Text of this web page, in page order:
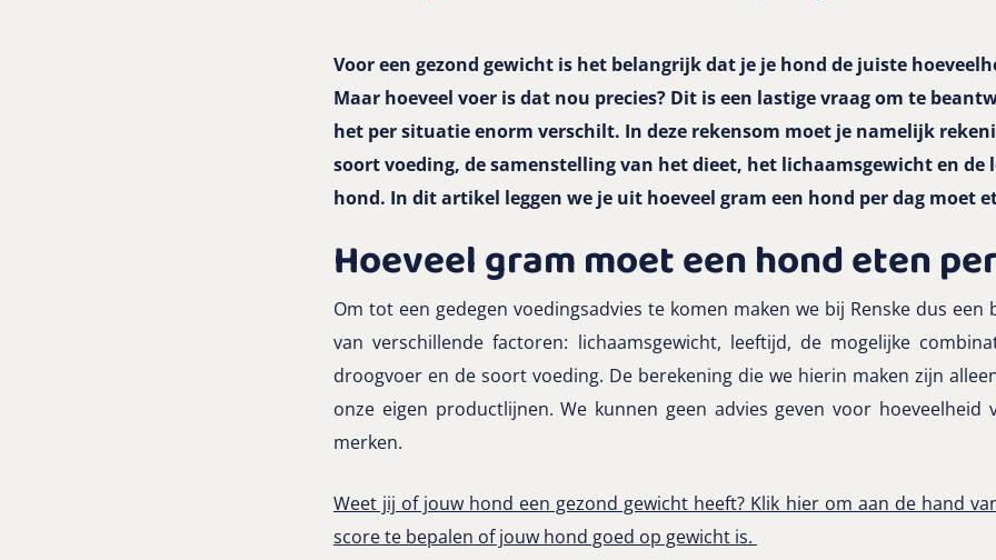
Voor een gezond gewicht is het belangrijk dat je je hond de juiste
Maar hoeveel voer is dat nou precies? Dit is een lastige vraag om te
het per situatie enorm verschilt. In deze rekensom moet je namelijk
soort voeding, de samenstelling van het dieet, het lichaamsgewicht en de
hond. In dit artikel leggen we je uit hoeveel gram een hond per dag moet
Hoeveel gram moet een hond eten
Om tot een gedegen voedingsadvies te komen maken we bij Renske dus een
van verschillende factoren: lichaamsgewicht, leeftijd, de mogelijke
droogvoer en de soort voeding. De berekening die we hierin maken zijn
onze eigen productlijnen. We kunnen geen advies geven voor hoeveelheid
merken.
Weet jij of jouw hond een gezond gewicht heeft? Klik hier om aan de hand
score te bepalen of jouw hond goed op gewicht is.